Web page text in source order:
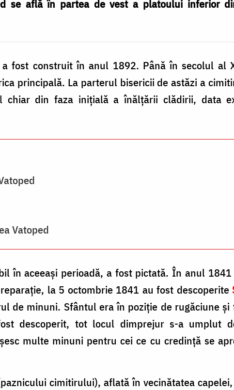
se află în partea de vest a platoului inferior
fost construit în anul 1892. Până în secolul al
principală. La parterul bisericii de astăzi a
din faza inițială a înălțării clădirii, data
Vatoped
în aceeași perioadă, a fost pictată. În anul
la 5 octombrie 1841 au fost descoperite
de minuni. Sfântul era în poziție de rugăciune și
descoperit, tot locul dimprejur s-a umplut
multe minuni pentru cei ce cu credință se
cimitirului), aflată în vecinătatea